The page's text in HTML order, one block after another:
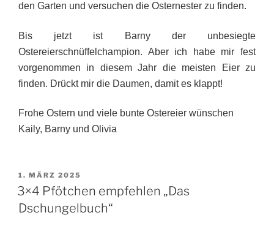
den Garten und versuchen die Osternester zu finden.
Bis jetzt ist Barny der unbesiegte
Ostereierschnüffelchampion. Aber ich habe mir fest
vorgenommen in diesem Jahr die meisten Eier zu
finden. Drückt mir die Daumen, damit es klappt!
Frohe Ostern und viele bunte Ostereier wünschen
Kaily, Barny und Olivia
VERÖFFENTLICHT
AM
1. MÄRZ 2025
3×4 Pfötchen empfehlen „Das
Dschungelbuch“